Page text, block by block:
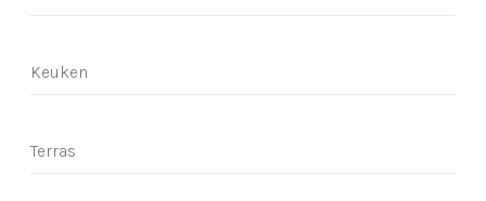
Keuken
Terras